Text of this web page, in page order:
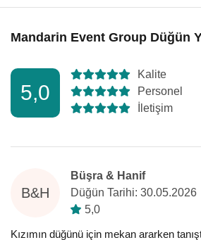
Mandarin Event Group Düğün
5,0
Kalite
Personel
İletişim
B&H
Büşra & Hanif
Düğün Tarihi: 30.05.2026
5,0
Kızımın düğünü için mekan ararken